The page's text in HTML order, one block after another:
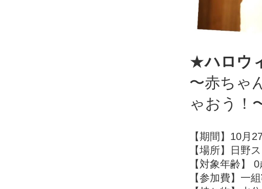
★ハロウ
〜赤ちゃ
ゃおう！
【期間】10月
【場所】日野
【対象年齢】
【参加費】一